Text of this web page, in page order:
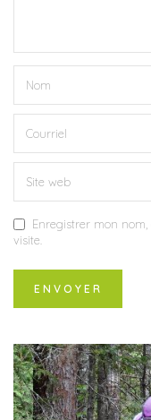
Enregistrer mon
visite.